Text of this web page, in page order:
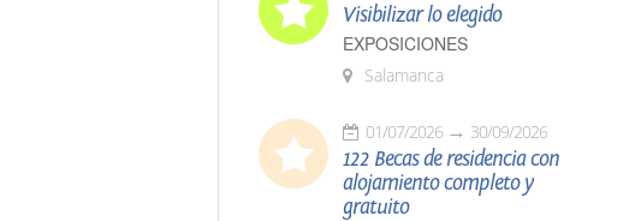
Visibilizar lo elegido
EXPOSICIONES
Salamanca
01/07/2026 30/09/2026
122 Becas de residencia con
alojamiento completo y
gratuito